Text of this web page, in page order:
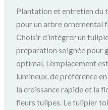
Plantation et entretien du
pour un arbre ornemental
Choisir d’intégrer un
préparation soignée pour
optimal. L’emplacement
lumineux, de préférence
la croissance rapide et la
fleurs tulipes. Le tulipier